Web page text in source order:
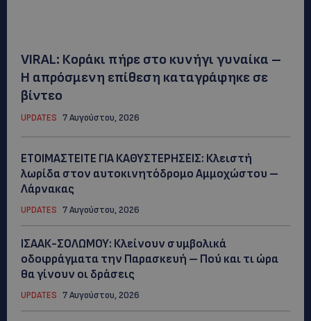
VIRAL: Κοράκι πήρε στο κυνήγι γυναίκα –
Η απρόσμενη επίθεση καταγράφηκε σε
βίντεο
UPDATES 7 Αυγούστου, 2026
ΕΤΟΙΜΑΣΤΕΙΤΕ ΓΙΑ ΚΑΘΥΣΤΕΡΗΣΕΙΣ: Κλειστή
λωρίδα στον αυτοκινητόδρομο Αμμοχώστου –
Λάρνακας
UPDATES 7 Αυγούστου, 2026
ΙΣΑΑΚ-ΣΟΛΩΜΟΥ: Κλείνουν συμβολικά
οδοφράγματα την Παρασκευή – Πού και τι ώρα
θα γίνουν οι δράσεις
UPDATES 7 Αυγούστου, 2026